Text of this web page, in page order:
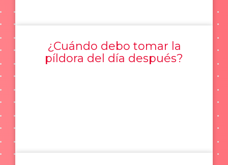
¿Cuándo debo tomar la
píldora del día después?